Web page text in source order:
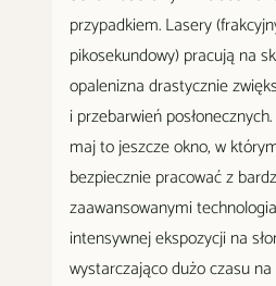
przypadkiem. Lasery
pikosekundowy) pracują na
opalenizna drastycznie
i przebarwień
maj to jeszcze okno, w
bezpiecznie pracować z
zaawansowanymi
intensywnej ekspozycji na
wystarczająco dużo czasu